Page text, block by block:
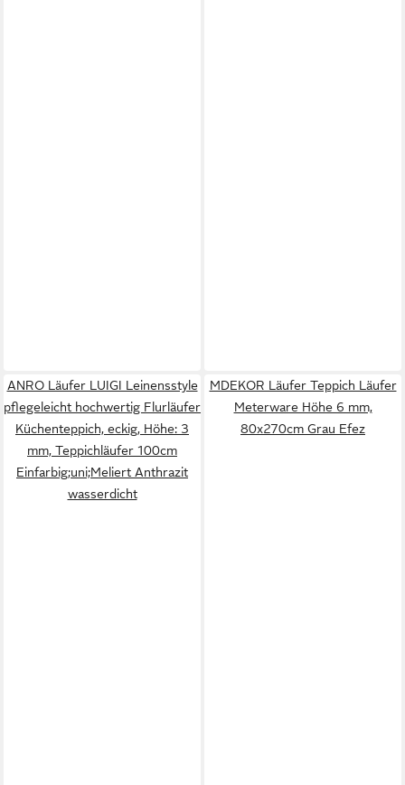
ANRO Läufer LUIGI Leinensstyle
pflegeleicht hochwertig Flurläufer
Küchenteppich, eckig, Höhe: 3
mm, Teppichläufer 100cm
Einfarbig;uni;Meliert Anthrazit
wasserdicht
MDEKOR Läufer Teppich Läufer
Meterware Höhe 6 mm,
80x270cm Grau Efez